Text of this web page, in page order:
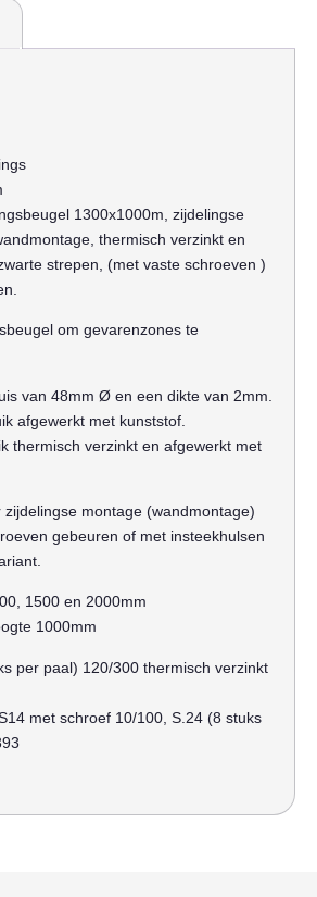
1300x1000m, zijdelingse
thermisch verzinkt en
strepen, (met vaste schroeven )
om gevarenzones te
van 48mm Ø en een dikte van 2mm.
afgewerkt met kunststof.
thermisch verzinkt en afgewerkt met
zijdelingse montage (wandmontage)
gebeuren of met insteekhulsen
1500 en 2000mm
1000mm
per paal) 120/300 thermisch verzinkt
met schroef 10/100, S.24 (8 stuks